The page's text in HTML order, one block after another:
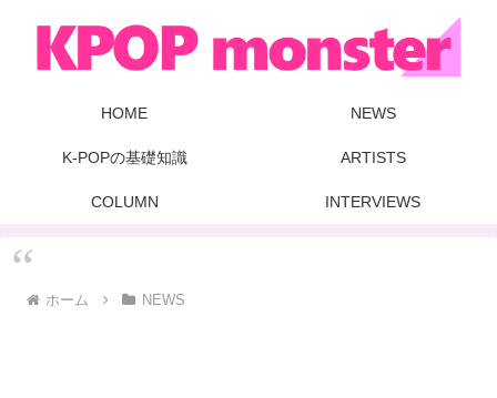
HOME NEWS
K-POPの基礎知識 ARTISTS
COLUMN INTERVIEWS
ホーム NEWS